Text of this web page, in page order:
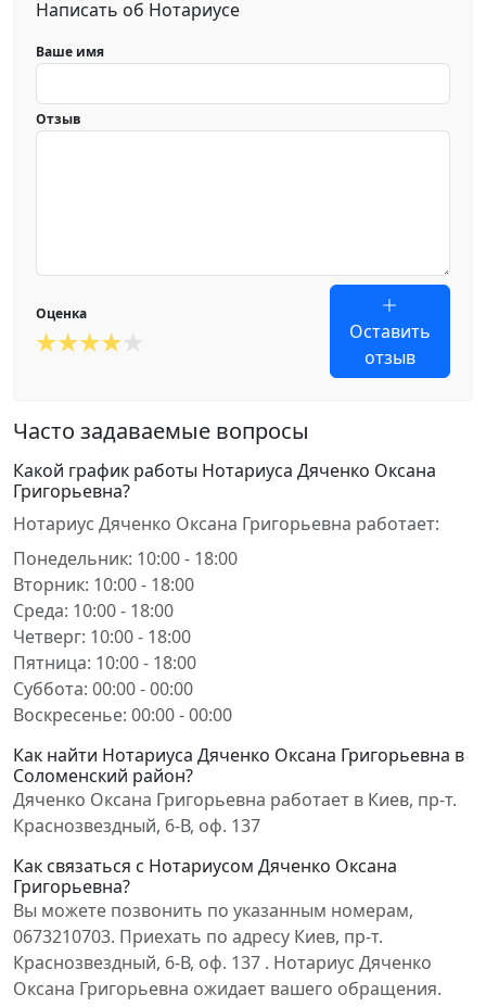
Написать об Нотариусе
Ваше имя
Отзыв
Оценка
Оставить
отзыв
Часто задаваемые вопросы
Какой график работы Нотариуса Дяченко Оксана
Григорьевна?
Нотариус Дяченко Оксана Григорьевна работает:
Понедельник: 10:00 - 18:00
Вторник: 10:00 - 18:00
Среда: 10:00 - 18:00
Четверг: 10:00 - 18:00
Пятница: 10:00 - 18:00
Суббота: 00:00 - 00:00
Воскресенье: 00:00 - 00:00
Как найти Нотариуса Дяченко Оксана Григорьевна в
Соломенский район?
Дяченко Оксана Григорьевна работает в Киев, пр-т.
Краснозвездный, 6-В, оф. 137
Как связаться с Нотариусом Дяченко Оксана
Григорьевна?
Вы можете позвонить по указанным номерам,
0673210703. Приехать по адресу Киев, пр-т.
Краснозвездный, 6-В, оф. 137 . Нотариус Дяченко
Оксана Григорьевна ожидает вашего обращения.